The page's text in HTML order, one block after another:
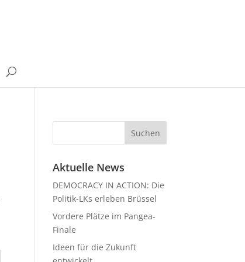
Aktuelle News
DEMOCRACY IN ACTION: Die
Politik-LKs erleben Brüssel
Vordere Plätze im Pangea-
Finale
Ideen für die Zukunft